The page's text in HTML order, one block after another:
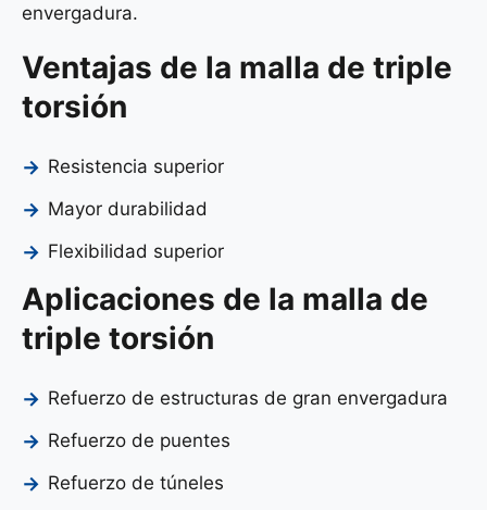
envergadura.
Ventajas de la malla de triple
torsión
Resistencia superior
Mayor durabilidad
Flexibilidad superior
Aplicaciones de la malla de
triple torsión
Refuerzo de estructuras de gran envergadura
Refuerzo de puentes
Refuerzo de túneles